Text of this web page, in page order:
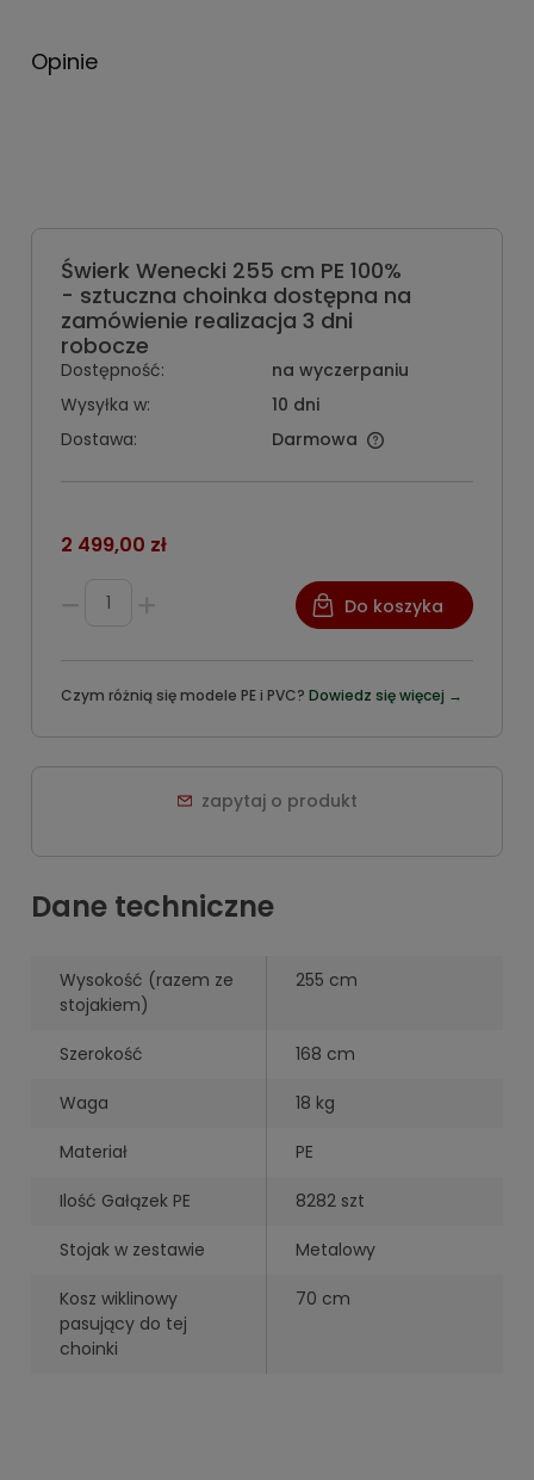
Opinie
Świerk Wenecki 255 cm PE 100%
- sztuczna choinka dostępna na
zamówienie realizacja 3 dni
robocze
Dostępność:
na wyczerpaniu
Wysyłka w:
10 dni
Dostawa:
Darmowa
2 499,00 zł
Do koszyka
Czym różnią się modele PE i PVC? Dowiedz się więcej →
zapytaj o produkt
Dane techniczne
Wysokość (razem ze
stojakiem)
255 cm
Szerokość 168 cm
Waga 18 kg
Materiał PE
Ilość Gałązek PE 8282 szt
Stojak w zestawie Metalowy
Kosz wiklinowy
pasujący do tej
choinki
70 cm